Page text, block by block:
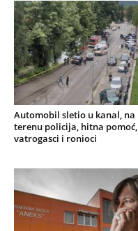
Automobil sletio u kanal, na
terenu policija, hitna pomoć,
vatrogasci i ronioci